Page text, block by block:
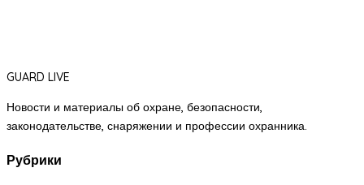
GUARD LIVE
Новости и материалы об охране, безопасности,
законодательстве, снаряжении и профессии охранника.
Рубрики